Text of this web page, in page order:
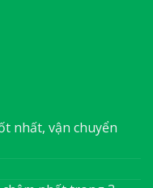
nhất, vận chuyển